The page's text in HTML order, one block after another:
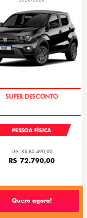
TAXA ZERO
PESSOA FÍSICA
De: R$ 85.490,00
R$ 72.790,00
Quero agora!